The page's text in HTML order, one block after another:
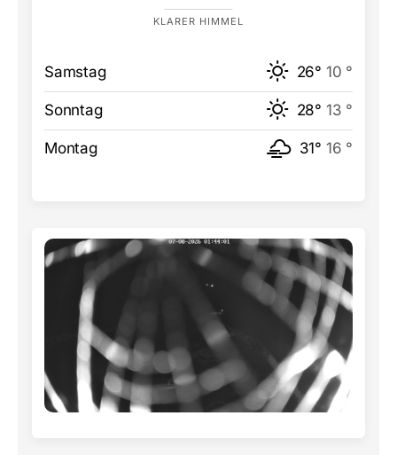
KLARER HIMMEL
Samstag 26° 10 °
Sonntag 28° 13 °
Montag 31° 16 °